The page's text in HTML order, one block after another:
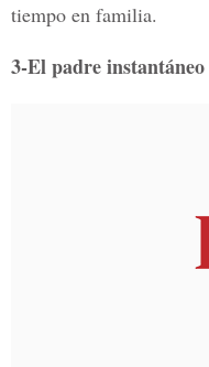
tiempo en familia.
3-El padre instantáneo